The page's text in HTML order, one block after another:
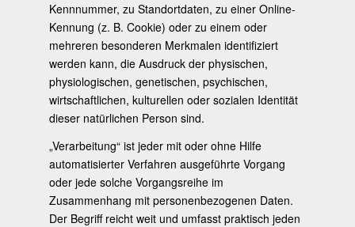
Kennnummer, zu Standortdaten, zu einer Online-
Kennung (z. B. Cookie) oder zu einem oder
mehreren besonderen Merkmalen identifiziert
werden kann, die Ausdruck der physischen,
physiologischen, genetischen, psychischen,
wirtschaftlichen, kulturellen oder sozialen Identität
dieser natürlichen Person sind.
„Verarbeitung“ ist jeder mit oder ohne Hilfe
automatisierter Verfahren ausgeführte Vorgang
oder jede solche Vorgangsreihe im
Zusammenhang mit personenbezogenen Daten.
Der Begriff reicht weit und umfasst praktisch jeden